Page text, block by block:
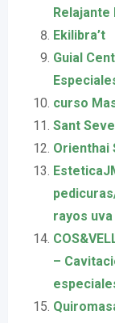
Relajante
Ekilibra’t
Guial
curso
Sant
Orienthai
rayos uva
–